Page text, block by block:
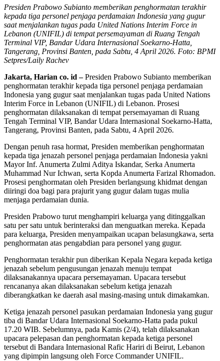
Presiden Prabowo Subianto memberikan penghormatan terakhir
kepada tiga personel penjaga perdamaian Indonesia yang gugur
saat menjalankan tugas pada United Nations Interim Force in
Lebanon (UNIFIL) di tempat persemayaman di Ruang Tengah
Terminal VIP, Bandar Udara Internasional Soekarno-Hatta,
Tangerang, Provinsi Banten, pada Sabtu, 4 April 2026. Foto: BPMI
Setpres/Laily Rachev
Jakarta, Harian co. id –Presiden Prabowo Subianto memberikan
penghormatan terakhir kepada tiga personel penjaga perdamaian
Indonesia yang gugur saat menjalankan tugas pada United Nations
Interim Force in Lebanon (UNIFIL) di Lebanon. Prosesi
penghormatan dilaksanakan di tempat persemayaman di Ruang
Tengah Terminal VIP, Bandar Udara Internasional Soekarno-Hatta,
Tangerang, Provinsi Banten, pada Sabtu, 4 April 2026.
Dengan penuh rasa hormat, Presiden memberikan penghormatan
kepada tiga jenazah personel penjaga perdamaian Indonesia yakni
Mayor Inf. Anumerta Zulmi Aditya Iskandar, Serka Anumerta
Muhammad Nur Ichwan, serta Kopda Anumerta Farizal Rhomadon.
Prosesi penghormatan oleh Presiden berlangsung khidmat dengan
diiringi doa bagi para prajurit yang gugur dalam tugas mulia
menjaga perdamaian dunia.
Presiden Prabowo turut menghampiri keluarga yang ditinggalkan
satu per satu untuk berinteraksi dan menguatkan mereka. Kepada
para keluarga, Presiden menyampaikan ucapan belasungkawa, serta
penghormatan atas pengabdian para personel yang gugur.
Penghormatan terakhir pun diberikan Kepala Negara kepada ketiga
jenazah sebelum pengusungan jenazah menuju tempat
dilaksanakannya upacara persemayaman. Upacara tersebut
rencananya akan dilaksanakan sebelum ketiga jenazah
diberangkatkan ke daerah asal masing-masing untuk dimakamkan.
Ketiga jenazah personel pasukan perdamaian Indonesia yang gugur
tiba di Bandar Udara Internasional Soekarno-Hatta pada pukul
17.20 WIB. Sebelumnya, pada Kamis (2/4), telah dilaksanakan
upacara pelepasan dan penghormatan kepada ketiga personel
tersebut di Bandara Internasional Rafic Hariri di Beirut, Lebanon
yang dipimpin langsung oleh Force Commander UNIFIL.